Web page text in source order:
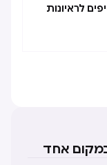
לראיונות
אחד